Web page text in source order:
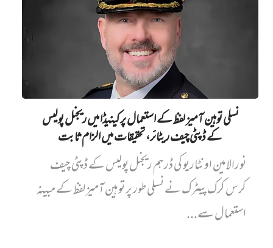
نسلی توہین آمیز لفظ کے استعمال پر کینیڈا میں ریجنل پولیس
کے ڈپٹی چیف ریٹائر، تحقیقات میں الزام ثابت
نورالامین اونٹاریو کی ڈرہم ریجنل پولیس کے ڈپٹی چیف
کرس کرک پیٹرک نے نسلی طور پر توہین آمیز لفظ کے مبینہ
استعمال سے...